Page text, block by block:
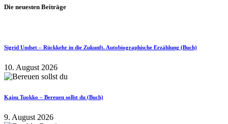
Die neuesten Beiträge
Sigrid Undset – Rückkehr in die Zukunft. Autobiographische Erzählung (Buch)
10. August 2026
Kaisu Tuokko – Bereuen sollst du (Buch)
9. August 2026